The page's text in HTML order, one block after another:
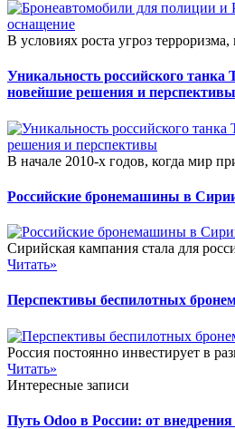
В условиях роста угроз
Уникальность российского танка
новейшие решения и перспективы
В начале 2010-х годов, когда мир
Российские бронемашины в
Сирийская кампания стала для
Читать»
Перспективы беспилотных
Россия постоянно инвестирует в
Читать»
Интересные записи
Путь Odoo в России: от